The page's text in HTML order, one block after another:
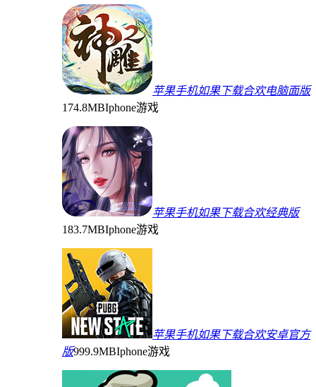
苹果手机如果下载合欢电脑面版
174.8MBIphone游戏
苹果手机如果下载合欢经典版
183.7MBIphone游戏
苹果手机如果下载合欢安卓官方
版999.9MBIphone游戏